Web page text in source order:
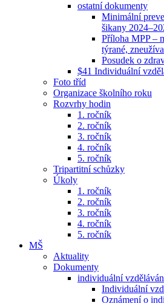
ostatní dokumenty
Minimální
šikany
Příloha MPP –
týrané,
Posudek o
$41 Individuální
Foto tříd
Organizace školního roku
Rozvrhy hodin
1. ročník
2. ročník
3. ročník
4. ročník
5. ročník
Tripartitní schůzky
Úkoly
1. ročník
2. ročník
3. ročník
4. ročník
5. ročník
MŠ
Aktuality
Dokumenty
individuální
Individuální
Oznámení o